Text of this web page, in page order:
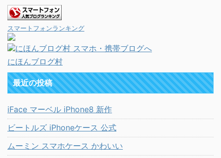
スマートフォンランキング
にほんブログ村
最近の投稿
iFace マーベル iPhone8 新作
ビートルズ iPhoneケース 公式
ムーミン スマホケース かわいい